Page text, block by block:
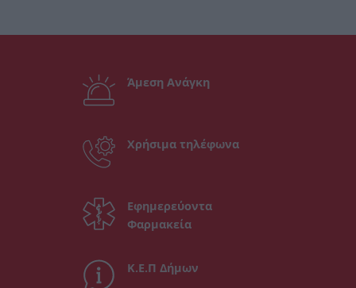
Άμεση Ανάγκη
Χρήσιμα τηλέφωνα
Εφημερεύοντα
Φαρμακεία
Κ.Ε.Π Δήμων